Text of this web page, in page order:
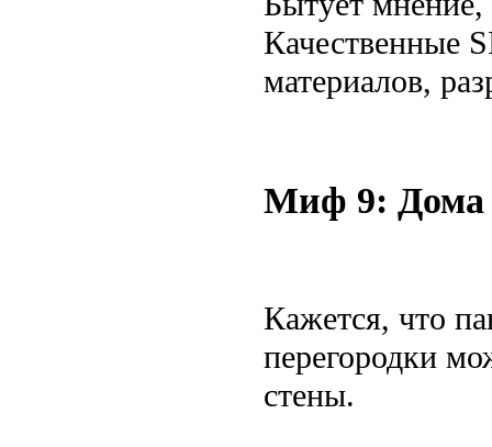
Качественные
материалов,
Миф 9: Дома
Кажется, что
перегородки
стены.